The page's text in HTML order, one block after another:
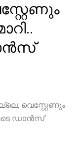
വെസ്റ്റേണും
ഡാൻസ്